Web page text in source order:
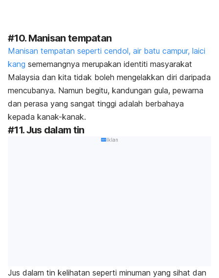
#10. Manisan tempatan
Manisan tempatan seperti cendol, air batu campur, laici
kang sememangnya merupakan identiti masyarakat
Malaysia dan kita tidak boleh mengelakkan diri daripada
mencubanya. Namun begitu, kandungan gula, pewarna
dan perasa yang sangat tinggi adalah berbahaya
kepada kanak-kanak.
#11. Jus dalam tin
Iklan
Jus dalam tin kelihatan seperti minuman yang sihat dan